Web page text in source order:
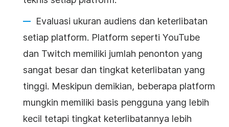
Evaluasi ukuran audiens dan keterlibatan
setiap platform. Platform seperti YouTube
dan Twitch memiliki jumlah penonton yang
sangat besar dan tingkat keterlibatan yang
tinggi. Meskipun demikian, beberapa platform
mungkin memiliki basis pengguna yang lebih
kecil tetapi tingkat keterlibatannya lebih